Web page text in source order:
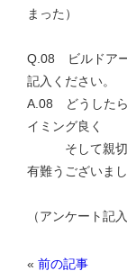
まった）
Q.08 ビルドア
記入ください。
A.08 どうしたら
イミング良く
そして親切な
有難うございまし
（アンケート記
« 前の記事